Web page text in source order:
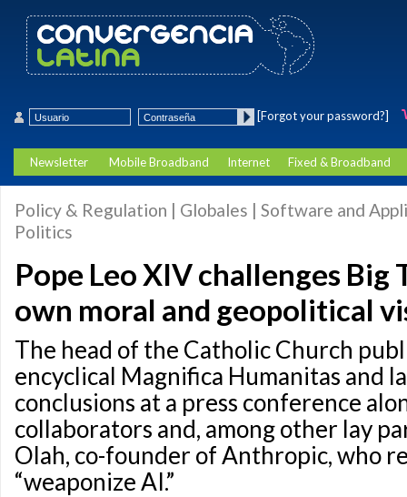
[Forgot your password?]
Newsletter Mobile Broadband Internet Fixed & Broadband
Policy & Regulation | Globales | Software and
Politics
Pope Leo XIV challenges Big
own moral and geopolitical
The head of the Catholic Church
encyclical Magnifica Humanitas and
conclusions at a press conference
collaborators and, among other lay
Olah, co-founder of Anthropic, who
“weaponize AI.”